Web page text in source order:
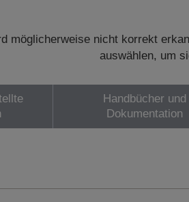
möglicherweise nicht korrekt
auswählen, um
Handbücher und
Dokumentation